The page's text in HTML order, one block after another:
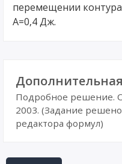
перемещении
А=0,4 Дж.
Подробное решение.
2003. (Задание
редактора формул)